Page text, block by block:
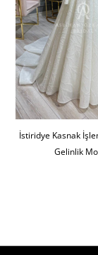
İstiridye Kasnak
Gelinlik